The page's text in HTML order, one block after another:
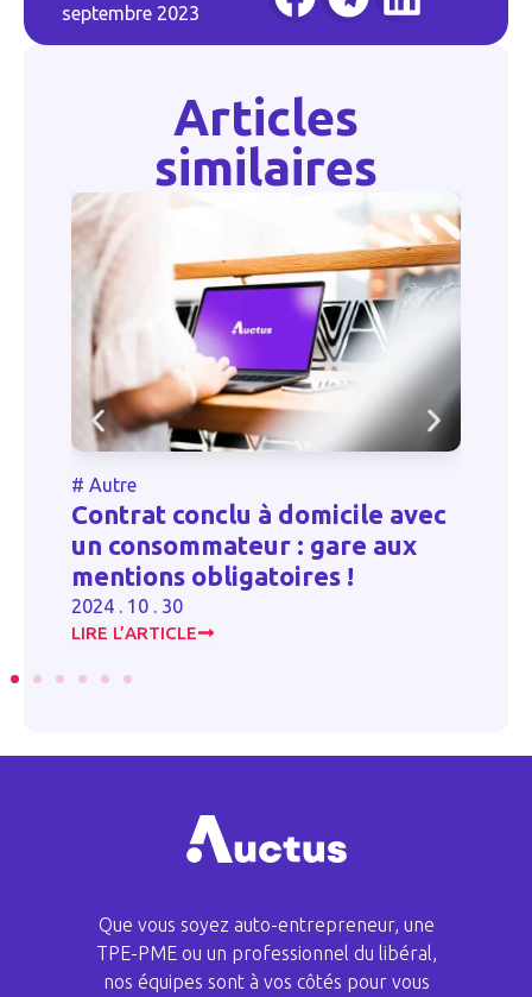
septembre 2023
Articles
similaires
# Autre
Contrat conclu à domicile avec
un consommateur : gare aux
mentions obligatoires !
2024 . 10 . 30
LIRE L’ARTICLE
Que vous soyez auto-entrepreneur, une
TPE-PME ou un professionnel du libéral,
nos équipes sont à vos côtés pour vous